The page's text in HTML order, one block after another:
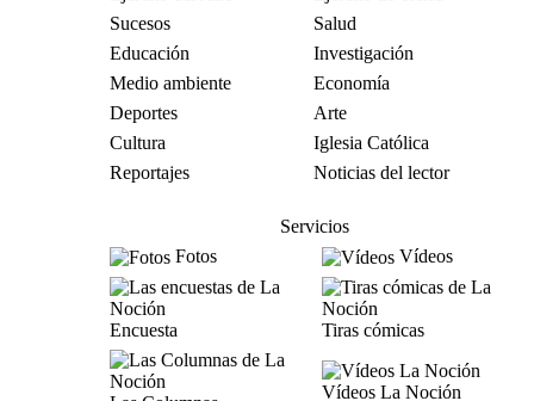
Sucesos
Salud
Educación
Investigación
Medio ambiente
Economía
Deportes
Arte
Cultura
Iglesia Católica
Reportajes
Noticias del lector
Servicios
Fotos
Vídeos
Encuesta Tiras cómicas
Vídeos La Noción